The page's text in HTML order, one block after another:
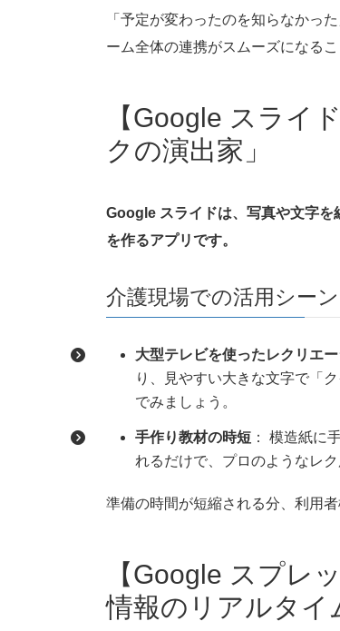
「予定が変わったのを知らなかっ
ーム全体の連携がスムーズになる
【Google スライ
クの演出家」
Google スライドは、写真や文字を
を作るアプリです。
介護現場での活用シーン
大型テレビを使ったレクリエ
り、見やすい大きな文字で「
でみましょう。
手作り教材の時短 ： 模造紙に
れるだけで、プロのようなレ
準備の時間が短縮される分、利用
【Google スプレ
情報のリアルタイ